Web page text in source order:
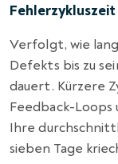
Fehlerzykluszeit
Verfolgt, wie
Defekts bis zu
dauert. Kürzere
Feedback-
Ihre
sieben Tage